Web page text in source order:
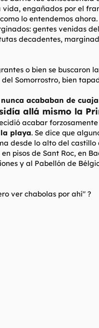
engañados por el
lo entendemos
gentes venidas
decadentes,
o bien se buscaron
Somorrostro, bien
acababan de
allá mismo la
acabar
playa. Se dice que
desde lo alto del castillo
pisos de Sant Roc, en
y al Pabellón de
ver chabolas por ahí" ?